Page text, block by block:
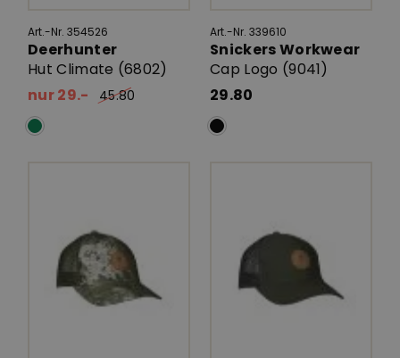
Art.-Nr. 354526
Deerhunter
Hut Climate (6802)
nur 29.-
45.80
Art.-Nr. 339610
Snickers Workwear
Cap Logo (9041)
29.80